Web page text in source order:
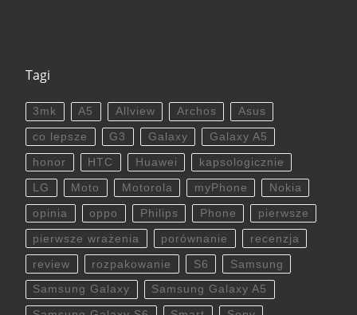
Tagi
3mk A5 Allview Archos Asus
co lepsze G3 Galaxy Galaxy A5
honor HTC Huawei kapsologicznie
LG Moto Motorola myPhone Nokia
opinia oppo Philips Phone pierwsze
pierwsze wrażenia porównanie recenzja
review rozpakowanie S6 Samsung
Samsung Galaxy Samsung Galaxy A5